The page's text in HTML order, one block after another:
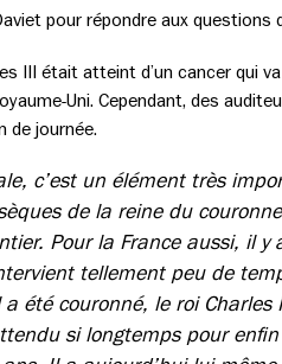
pour répondre aux questions
III était atteint d’un cancer qui
Uni. Cependant, des
de journée.
c’est un élément très
de la reine du
Pour la France aussi, il y
tellement peu de
été couronné, le roi Charles
si longtemps pour